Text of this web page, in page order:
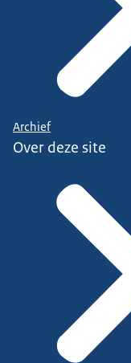
Archief
Over deze site